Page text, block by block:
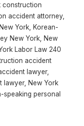
construction
accident attorney,
York, Korean-
New York, New
Labor Law 240
accident
lawyer,
lawyer, New York
speaking personal